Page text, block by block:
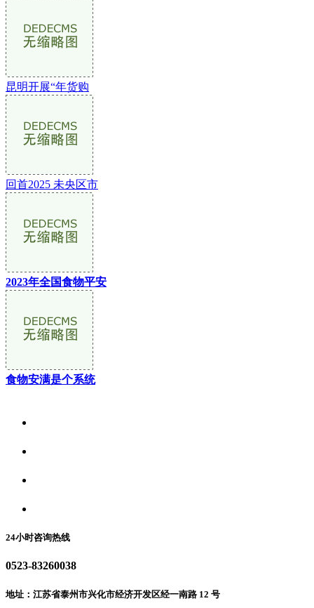
昆明开展“年货购
回首2025 未央区市
2023年全国食物平安
食物安满是个系统
24小时咨询热线
0523-83260038
地址：江苏省泰州市兴化市经济开发区经一南路 12 号